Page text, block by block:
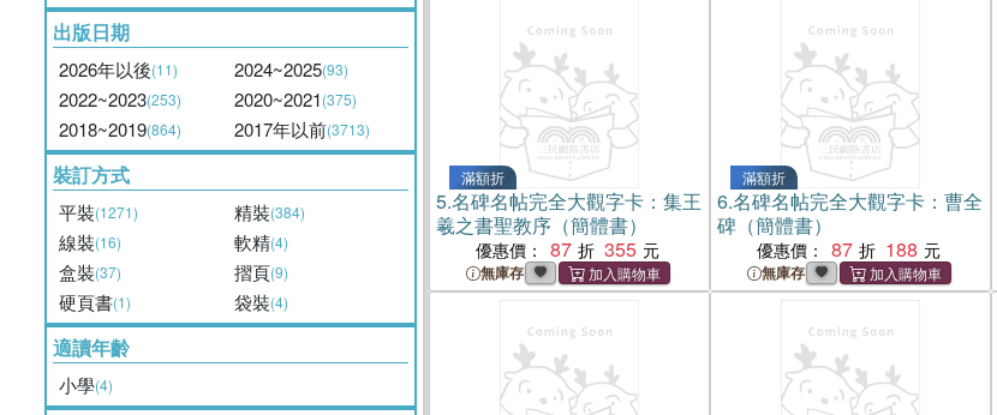
出版日期
2026年以後(11) 2024~2025(93)
2022~2023(253) 2020~2021(375)
2018~2019(864) 2017年以前(3713)
裝訂方式
平裝(1271) 精裝(384)
線裝(16) 軟精(4)
盒裝(37) 摺頁(9)
硬頁書(1) 袋裝(4)
適讀年齡
小學(4)
滿額折
5.名碑名帖完全大觀字卡：集王
羲之書聖教序（簡體書）
優惠價： 87 355
無庫存
滿額折
6.名碑名帖完全大觀字卡：曹全
碑（簡體書）
優惠價： 87 188
無庫存